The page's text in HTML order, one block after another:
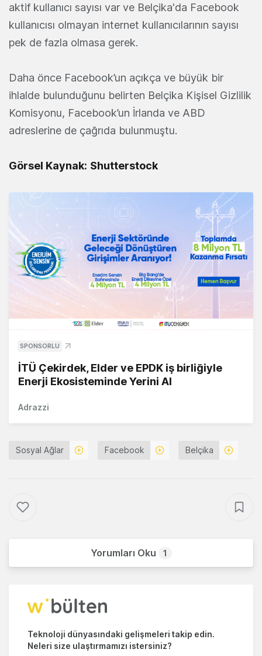
aktif kullanıcı sayısı var ve Belçika'da Facebook
kullanıcısı olmayan internet kullanıcılarının sayısı
pek de fazla olmasa gerek.
Daha önce Facebook’un açıkça ve büyük bir
ihlalde bulunduğunu belirten Belçika Kişisel Gizlilik
Komisyonu, Facebook’un İrlanda ve ABD
adreslerine de çağrıda bulunmuştu.
Görsel Kaynak: Shutterstock
SPONSORLU
İTÜ Çekirdek, Elder ve EPDK iş birliğiyle
Enerji Ekosisteminde Yerini Al
Adrazzi
Sosyal Ağlar Facebook Belçika
Yorumları Oku 1
Teknoloji dünyasındaki gelişmeleri takip edin.
Neleri size ulaştırmamızı istersiniz?